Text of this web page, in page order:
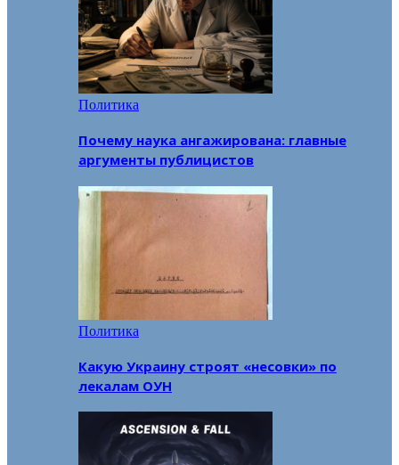
Политика
Почему наука ангажирована: главные
аргументы публицистов
Политика
Какую Украину строят «несовки» по
лекалам ОУН